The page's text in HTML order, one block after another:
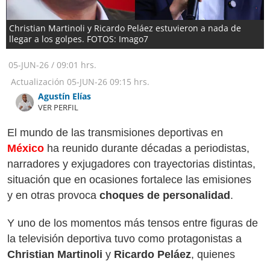
Christian Martinoli y Ricardo Peláez estuvieron a nada de
llegar a los golpes. FOTOS: Imago7
05-JUN-26 / 09:01 hrs.
Actualización 05-JUN-26 09:15 hrs.
Agustín Elías
VER PERFIL
El mundo de las transmisiones deportivas en
México ha reunido durante décadas a periodistas,
narradores y exjugadores con trayectorias distintas,
situación que en ocasiones fortalece las emisiones
y en otras provoca choques de personalidad .
Y uno de los momentos más tensos entre figuras de
la televisión deportiva tuvo como protagonistas a
Christian Martinoli y Ricardo Peláez, quienes